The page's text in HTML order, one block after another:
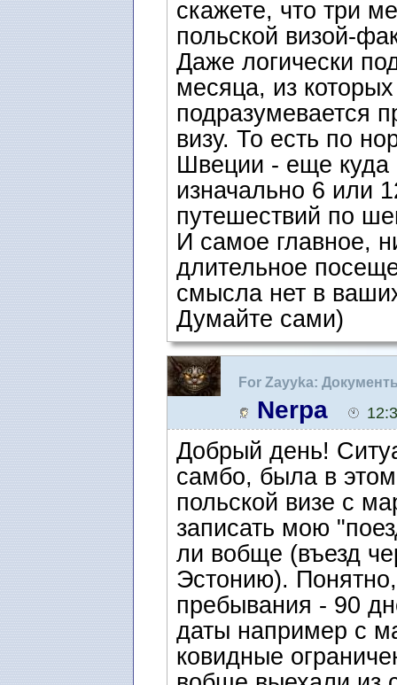
скажете, что три
польской визой-
Даже логически
месяца, из
подразумевается
визу. То есть по
Швеции - еще куда
изначально 6 или
путешествий по
И самое главное,
длительное
смысла нет в
Думайте сами)
For Zayyka:
самбо)
Nerpa
Добрый день!
самбо, была в
польской визе с
записать мою
ли вобще (въезд
Эстонию).
пребывания - 90
даты например с
ковидные